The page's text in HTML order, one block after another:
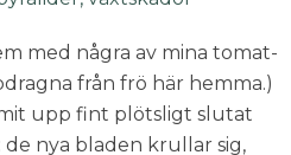
med några av mina tomat-
från frö här hemma.)
upp fint plötsligt slutat
nya bladen krullar sig,